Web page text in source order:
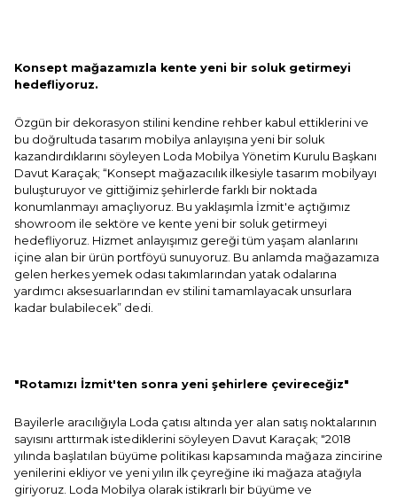
Konsept mağazamızla kente yeni bir soluk getirmeyi
hedefliyoruz.
Özgün bir dekorasyon stilini kendine rehber kabul ettiklerini ve
bu doğrultuda tasarım mobilya anlayışına yeni bir soluk
kazandırdıklarını söyleyen Loda Mobilya Yönetim Kurulu Başkanı
Davut Karaçak; “Konsept mağazacılık ilkesiyle tasarım mobilyayı
buluşturuyor ve gittiğimiz şehirlerde farklı bir noktada
konumlanmayı amaçlıyoruz. Bu yaklaşımla İzmit'e açtığımız
showroom ile sektöre ve kente yeni bir soluk getirmeyi
hedefliyoruz. Hizmet anlayışımız gereği tüm yaşam alanlarını
içine alan bir ürün portföyü sunuyoruz. Bu anlamda mağazamıza
gelen herkes yemek odası takımlarından yatak odalarına
yardımcı aksesuarlarından ev stilini tamamlayacak unsurlara
kadar bulabilecek” dedi.
"Rotamızı İzmit'ten sonra yeni şehirlere çevireceğiz"
Bayilerle aracılığıyla Loda çatısı altında yer alan satış noktalarının
sayısını arttırmak istediklerini söyleyen Davut Karaçak; "2018
yılında başlatılan büyüme politikası kapsamında mağaza zincirine
yenilerini ekliyor ve yeni yılın ilk çeyreğine iki mağaza atağıyla
giriyoruz. Loda Mobilya olarak istikrarlı bir büyüme ve